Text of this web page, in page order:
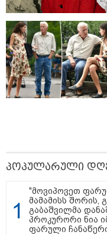
კატეგორიის
პოპულარული
"მოვიპოვეთ
მამამისს შორის,
გაბაშვილმა
პროკურორი ნია
ფარული